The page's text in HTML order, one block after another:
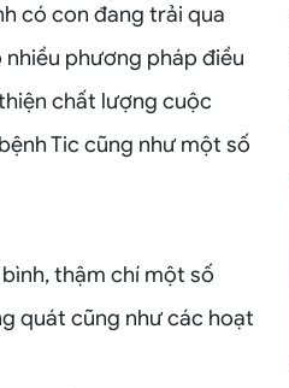
có con đang trải qua
phương pháp điều
chất lượng cuộc
Tic cũng như một số
thậm chí một số
quát cũng như các hoạt